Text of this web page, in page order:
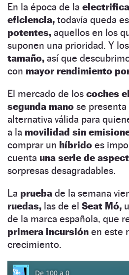
En la época de la
eficiencia, todavía queda
potentes, aquellos en los
suponen una prioridad. Y
tamaño, así que
con mayor rendimiento
El mercado de los coches
segunda mano se
alternativa válida para
a la movilidad sin
comprar un híbrido es
cuenta una serie de
sorpresas desagradables.
La prueba de la semana
ruedas, las de el Seat Mó,
de la marca española, que
primera incursión en este
crecimiento.